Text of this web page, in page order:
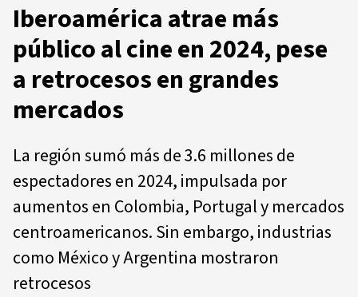
Iberoamérica atrae más
público al cine en 2024, pese
a retrocesos en grandes
mercados
La región sumó más de 3.6 millones de
espectadores en 2024, impulsada por
aumentos en Colombia, Portugal y mercados
centroamericanos. Sin embargo, industrias
como México y Argentina mostraron
retrocesos